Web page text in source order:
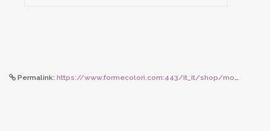
Permalink: https://www.formecolori.com:443/it_it/shop/mood__fashion/portafogli/secrid_miniwallet_diamond_black/3940